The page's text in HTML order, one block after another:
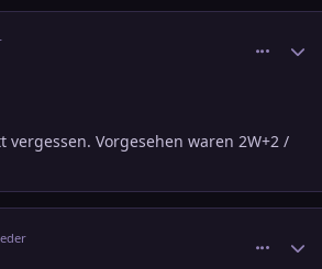
vergessen. Vorgesehen waren 2W+2 /